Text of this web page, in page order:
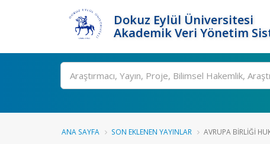
Dokuz Eylül Üniversitesi
Akademik Veri Yönetim
Ara
ANA SAYFA SON EKLENEN YAYINLAR AVRUPA BIRLIĞI